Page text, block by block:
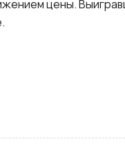
цены.